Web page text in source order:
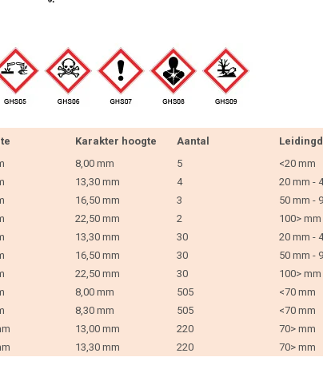
Karakter hoogte Aantal
8,00 mm 5 <20 mm
13,30 mm 4 20 mm -
16,50 mm 3 50 mm -
22,50 mm 2 100> mm
13,30 mm 30 20 mm -
16,50 mm 30 50 mm -
22,50 mm 30 100> mm
8,00 mm 505 <70 mm
8,30 mm 505 <70 mm
13,00 mm 220 70> mm
13,30 mm 220 70> mm